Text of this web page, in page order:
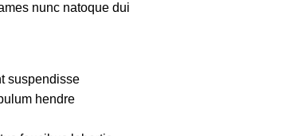
nunc natoque dui.
suspendisse.
hendre.